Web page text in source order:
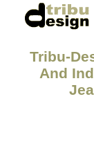
Tribu-
And